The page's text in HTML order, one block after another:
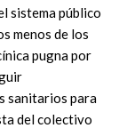
sistema público
menos de los
pugna por
sanitarios para
del colectivo